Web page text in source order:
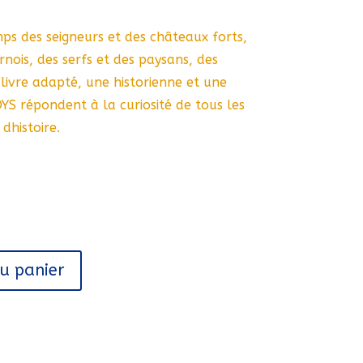
des seigneurs et des châteaux forts,
des serfs et des paysans, des
adapté, une historienne et une
répondent à la curiosité de tous les
panier